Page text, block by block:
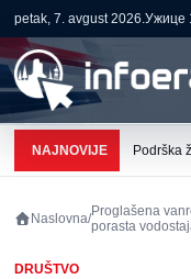
petak, 7. avgust 2026.Ужице
NAJNOVIJE Podrška
Naslovna/Proglašena
porasta
DRUŠTVO